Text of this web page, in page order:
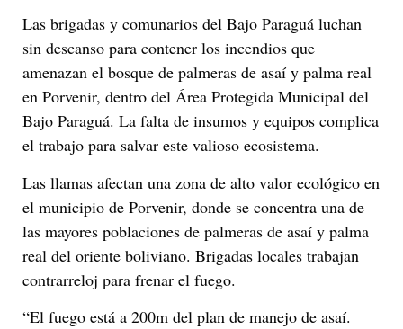
Las brigadas y comunarios del Bajo Paraguá luchan
sin descanso para contener los incendios que
amenazan el bosque de palmeras de asaí y palma real
en Porvenir, dentro del Área Protegida Municipal del
Bajo Paraguá. La falta de insumos y equipos complica
el trabajo para salvar este valioso ecosistema.
Las llamas afectan una zona de alto valor ecológico en
el municipio de Porvenir, donde se concentra una de
las mayores poblaciones de palmeras de asaí y palma
real del oriente boliviano. Brigadas locales trabajan
contrarreloj para frenar el fuego.
“El fuego está a 200m del plan de manejo de asaí.